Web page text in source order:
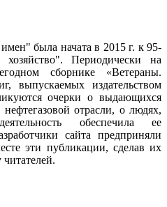
была начата в 2015 г. к 95-
Периодически на
сборнике «Ветераны.
выпускаемых издательством
очерки о выдающихся
нефтегазовой отрасли, о людях,
обеспечила ее
сайта предприняли
эти публикации, сделав их